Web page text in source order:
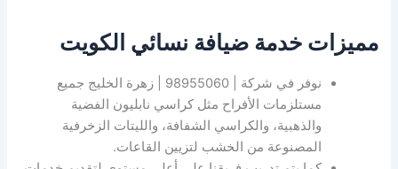
مميزات خدمة ضيافة نسائي الكويت
نوفر في شركة | 98955060 | زهرة الخليج جميع
مستلزمات الأفراح مثل كراسي نابليون الفضية
والذهبية، والكراسي الشفافة، والليتات الزخرفية
المصنوعة من الخشب لتزيين القاعات.